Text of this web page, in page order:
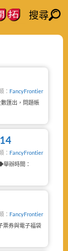
搜尋
： FancyFrontier
匯出，問題帳
： FancyFrontier
辦時間：
： FancyFrontier
票券與電子福袋